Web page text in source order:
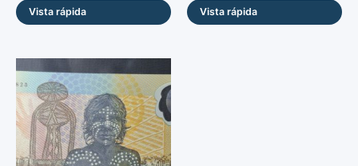
Vista rápida Vista rápida